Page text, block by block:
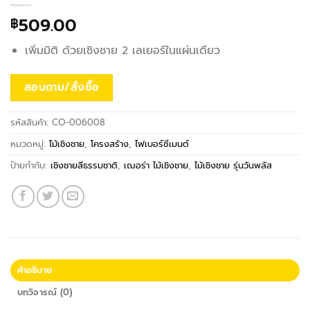
฿509.00
เพิ่มมิติ ด้วยเชิงชาย 2 เลเยอร์ในแผ่นเดียว
สอบถาม/สั่งซื้อ
รหัสสินค้า: CO-006008
หมวดหมู่: ไม้เชิงชาย, โครงสร้าง, ไฟเบอร์ซีเมนต์
ป้ายกำกับ: เชิงชายสีธรรมชาติ, เฌอร่า ไม้เชิงชาย, ไม้เชิงชาย รุ่นวันพลัส
คำอธิบาย
บทวิจารณ์ (0)